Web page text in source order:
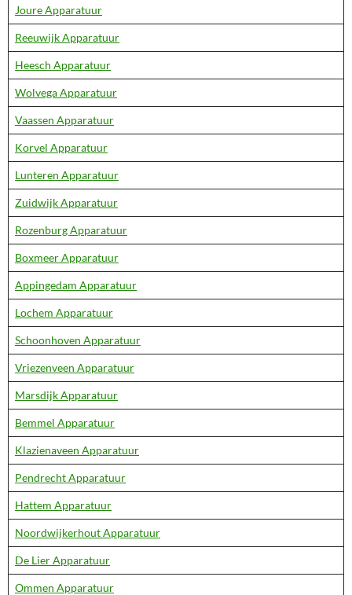
Joure Apparatuur
Reeuwijk Apparatuur
Heesch Apparatuur
Wolvega Apparatuur
Vaassen Apparatuur
Korvel Apparatuur
Lunteren Apparatuur
Zuidwijk Apparatuur
Rozenburg Apparatuur
Boxmeer Apparatuur
Appingedam Apparatuur
Lochem Apparatuur
Schoonhoven Apparatuur
Vriezenveen Apparatuur
Marsdijk Apparatuur
Bemmel Apparatuur
Klazienaveen Apparatuur
Pendrecht Apparatuur
Hattem Apparatuur
Noordwijkerhout Apparatuur
De Lier Apparatuur
Ommen Apparatuur